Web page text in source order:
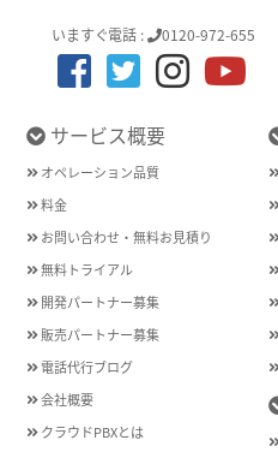
いますぐ電話 : 0120-972-655
サービス概要
オペレーション品質
料金
お問い合わせ・無料お見積り
無料トライアル
開発パートナー募集
販売パートナー募集
電話代行ブログ
会社概要
クラウドPBXとは